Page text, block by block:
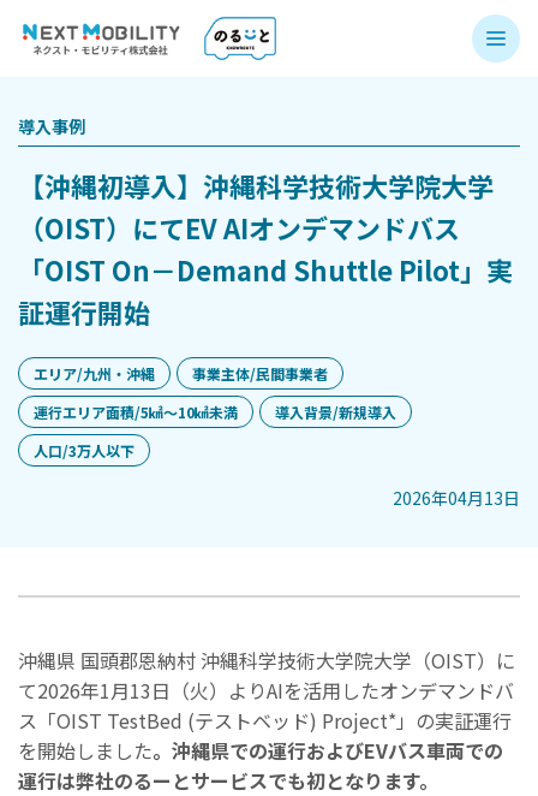
導入事例
【沖縄初導入】沖縄科学技術大学院大学
（OIST）にてEV AIオンデマンドバス
「OIST On－Demand Shuttle Pilot」実
証運行開始
エリア/九州・沖縄
事業主体/民間事業者
運行エリア面積/5㎢〜10㎢未満
導入背景/新規導入
人口/3万人以下
2026年04月13日
沖縄県 国頭郡恩納村 沖縄科学技術大学院大学（OIST）に
て2026年1月13日（火）よりAIを活用したオンデマンドバ
ス「OIST TestBed (テストベッド) Project*」の実証運行
を開始しました。沖縄県での運行およびEVバス車両での
運行は弊社のるーとサービスでも初となります。